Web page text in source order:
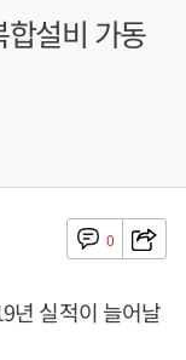
설비 가동
0
년 실적이 늘어날